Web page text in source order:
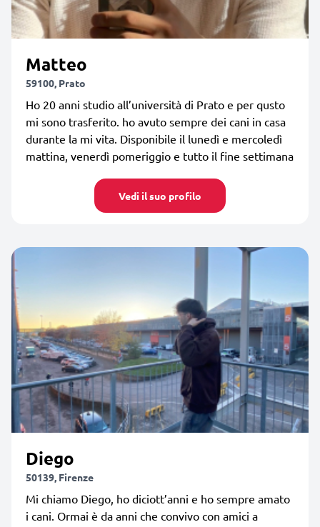
Matteo
59100, Prato
Ho 20 anni studio all’università di Prato e per qusto
mi sono trasferito. ho avuto sempre dei cani in casa
durante la mi vita. Disponibile il lunedì e mercoledì
mattina, venerdì pomeriggio e tutto il fine settimana
Vedi il suo profilo
Diego
50139, Firenze
Mi chiamo Diego, ho diciott’anni e ho sempre amato
i cani. Ormai è da anni che convivo con amici a